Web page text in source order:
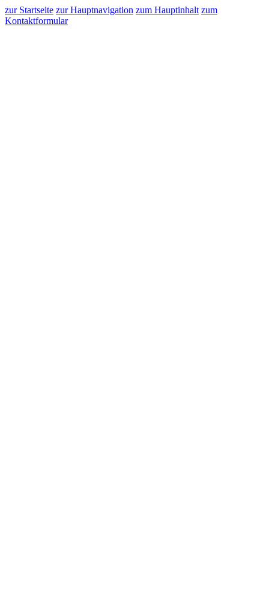
zur Startseite zur Hauptnavigation zum Hauptinhalt zum
Kontaktformular